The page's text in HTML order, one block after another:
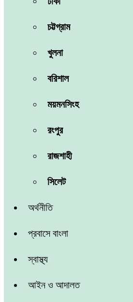
চট্টগ্রাম
খুলনা
বরিশাল
ময়মনসিংহ
রংপুর
রাজশাহী
সিলেট
অর্থনীতি
প্রবাসে বাংলা
স্বাস্থ্য
আইন ও আদালত